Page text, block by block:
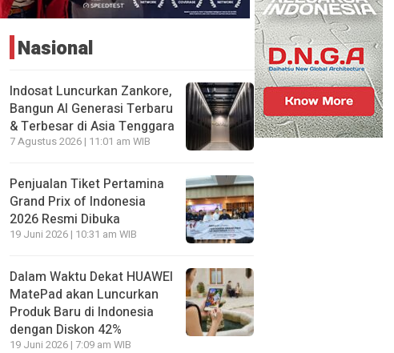
Nasional
Indosat Luncurkan Zankore,
Bangun AI Generasi Terbaru
& Terbesar di Asia Tenggara
7 Agustus 2026 | 11:01 am WIB
Penjualan Tiket Pertamina
Grand Prix of Indonesia
2026 Resmi Dibuka
19 Juni 2026 | 10:31 am WIB
Dalam Waktu Dekat HUAWEI
MatePad akan Luncurkan
Produk Baru di Indonesia
dengan Diskon 42%
19 Juni 2026 | 7:09 am WIB